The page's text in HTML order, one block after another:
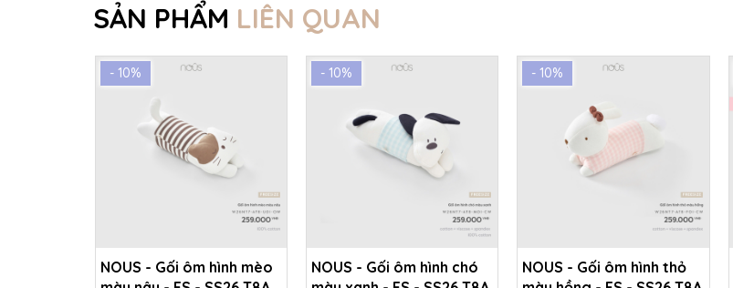
SẢN PHẨM LIÊN QUAN
- 10%
NOUS - Gối ôm hình mèo
- 10%
NOUS - Gối ôm hình chó
- 10%
NOUS - Gối ôm hình thỏ